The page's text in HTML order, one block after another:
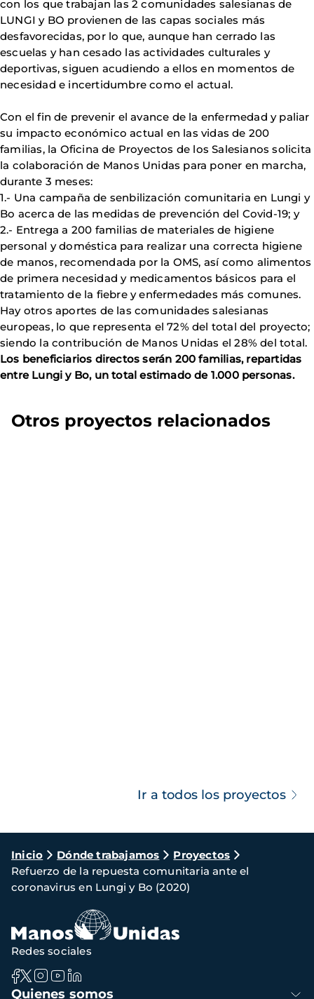
con los que trabajan las 2 comunidades salesianas de
LUNGI y BO provienen de las capas sociales más
desfavorecidas, por lo que, aunque han cerrado las
escuelas y han cesado las actividades culturales y
deportivas, siguen acudiendo a ellos en momentos de
necesidad e incertidumbre como el actual.
Con el fin de prevenir el avance de la enfermedad y paliar
su impacto económico actual en las vidas de 200
familias, la Oficina de Proyectos de los Salesianos solicita
la colaboración de Manos Unidas para poner en marcha,
durante 3 meses:
1.- Una campaña de senbilización comunitaria en Lungi y
Bo acerca de las medidas de prevención del Covid-19; y
2.- Entrega a 200 familias de materiales de higiene
personal y doméstica para realizar una correcta higiene
de manos, recomendada por la OMS, así como alimentos
de primera necesidad y medicamentos básicos para el
tratamiento de la fiebre y enfermedades más comunes.
Hay otros aportes de las comunidades salesianas
europeas, lo que representa el 72% del total del proyecto;
siendo la contribución de Manos Unidas el 28% del total.
Los beneficiarios directos serán 200 familias, repartidas
entre Lungi y Bo, un total estimado de 1.000 personas.
Otros proyectos relacionados
Ir a todos los proyectos
Ruta
de
navegación
Inicio Dónde trabajamos
Proyectos
Refuerzo de la repuesta comunitaria ante el
coronavirus en Lungi y Bo (2020)
Navegación
Quienes somos
Redes sociales